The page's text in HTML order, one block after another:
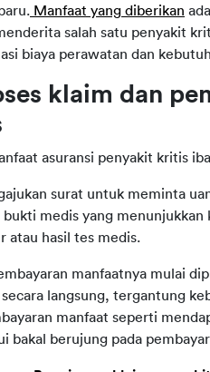
Manfaat yang diberikan
salah satu penyakit
biaya perawatan dan
klaim dan
asuransi penyakit kritis
surat untuk meminta
bukti medis yang
atau hasil tes medis.
manfaatnya mulai
langsung, tergantung
manfaat seperti
bakal berujung pada